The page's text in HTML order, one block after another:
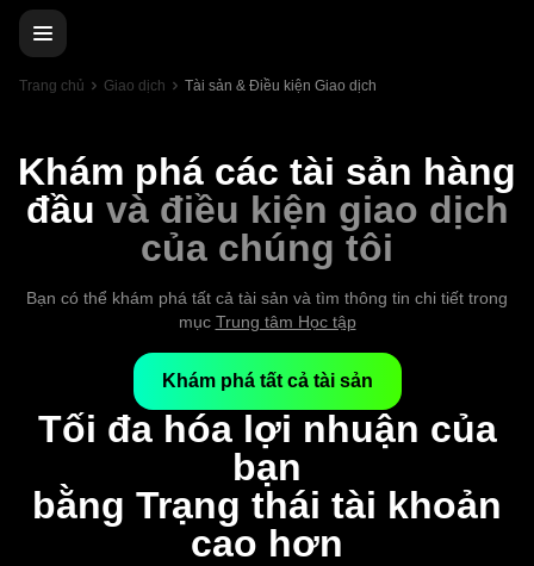
Trang chủ Giao dịch Tài sản & Điều kiện Giao dịch
Khám phá các tài sản hàng
đầu và điều kiện giao dịch
của chúng tôi
Bạn có thể khám phá tất cả tài sản và tìm thông tin chi tiết trong
mục Trung tâm Học tập
Khám phá tất cả tài sản
Tối đa hóa lợi nhuận của
bạn
bằng Trạng thái tài khoản
cao hơn